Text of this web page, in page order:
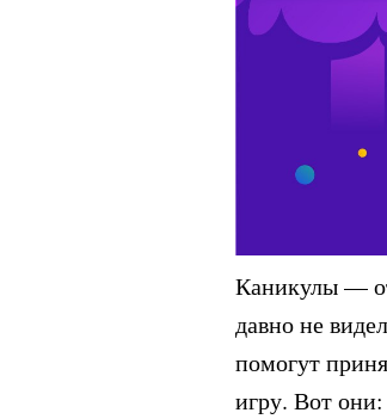
Каникулы —
давно не
помогут
игру. Вот они: